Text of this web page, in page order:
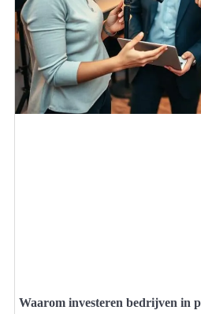
Waarom investeren bedrijven in